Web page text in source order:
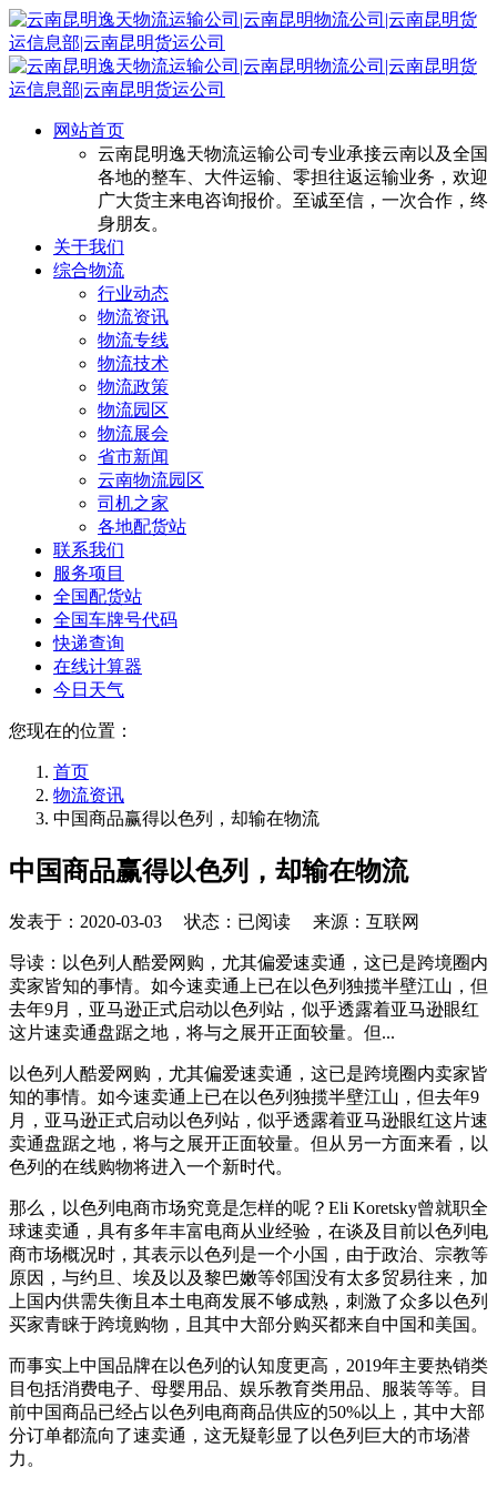
网站首页
云南昆明逸天物流运输公司专业承接云南以及全国
各地的整车、大件运输、零担往返运输业务，欢迎
广大货主来电咨询报价。至诚至信，一次合作，终
身朋友。
关于我们
综合物流
行业动态
物流资讯
物流专线
物流技术
物流政策
物流园区
物流展会
省市新闻
云南物流园区
司机之家
各地配货站
联系我们
服务项目
全国配货站
全国车牌号代码
快递查询
在线计算器
今日天气
您现在的位置：
首页
物流资讯
中国商品赢得以色列，却输在物流
中国商品赢得以色列，却输在物流
发表于： 2020-03-03 状态：已阅读 来源：互联网
导读：以色列人酷爱网购，尤其偏爱速卖通，这已是跨境圈内
卖家皆知的事情。如今速卖通上已在以色列独揽半壁江山，但
去年9月，亚马逊正式启动以色列站，似乎透露着亚马逊眼红
这片速卖通盘踞之地，将与之展开正面较量。但...
以色列人酷爱网购，尤其偏爱速卖通，这已是跨境圈内卖家皆
知的事情。如今速卖通上已在以色列独揽半壁江山，但去年9
月，亚马逊正式启动以色列站，似乎透露着亚马逊眼红这片速
卖通盘踞之地，将与之展开正面较量。但从另一方面来看，以
色列的在线购物将进入一个新时代。
那么，以色列电商市场究竟是怎样的呢？Eli Koretsky曾就职全
球速卖通，具有多年丰富电商从业经验，在谈及目前以色列电
商市场概况时，其表示以色列是一个小国，由于政治、宗教等
原因，与约旦、埃及以及黎巴嫩等邻国没有太多贸易往来，加
上国内供需失衡且本土电商发展不够成熟，刺激了众多以色列
买家青睐于跨境购物，且其中大部分购买都来自中国和美国。
而事实上中国品牌在以色列的认知度更高，2019年主要热销类
目包括消费电子、母婴用品、娱乐教育类用品、服装等等。目
前中国商品已经占以色列电商商品供应的50%以上，其中大部
分订单都流向了速卖通，这无疑彰显了以色列巨大的市场潜
力。